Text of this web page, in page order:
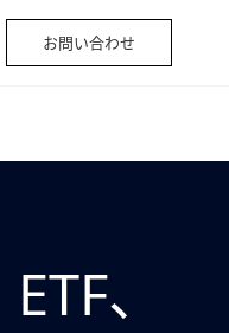
お問い合わせ
、